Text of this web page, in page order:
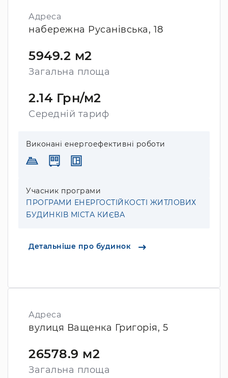
Адреса
набережна Русанівська, 18
5949.2 м2
Загальна площа
2.14 Грн/м2
Середній тариф
Виконані енергоефективні роботи
Учасник програми
ПРОГРАМИ ЕНЕРГОСТІЙКОСТІ ЖИТЛОВИХ
БУДИНКІВ МІСТА КИЄВА
Детальніше про будинок
Адреса
вулиця Ващенка Григорія, 5
26578.9 м2
Загальна площа